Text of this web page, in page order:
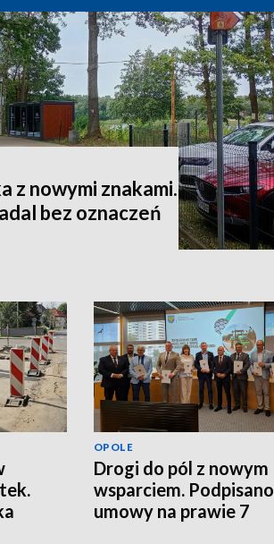
z nowymi znakami.
bez oznaczeń
OPOLE
Drogi do pól z nowym
wsparciem. Podpisano
umowy na prawie 7